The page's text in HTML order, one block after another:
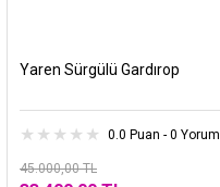
Yaren Sürgülü Gardırop
0.0 Puan - 0 Yorum
45.000,00 TL